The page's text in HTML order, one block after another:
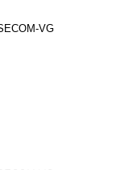
VG